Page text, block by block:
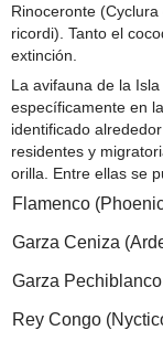
Rinoceronte
ricordi). Tanto el
extinción.
La avifauna de la
específicamente en
identificado
residentes y
orilla. Entre ellas se
Flamenco
Garza Ceniza
Garza
Rey Congo